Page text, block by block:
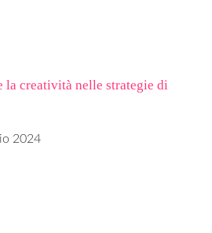
la creatività nelle strategie di
2024